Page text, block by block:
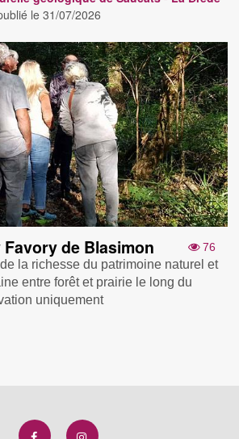
le31/07/2026
76
de Blasimon
la richesse du patrimoine naturel et
entre forêt et prairie le long du
uniquement